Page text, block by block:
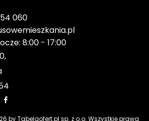
060
8:00 - 17:00
by Tabelaofert.pl sp. z o.o. Wszystkie prawa